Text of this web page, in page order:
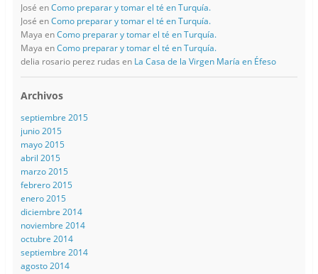
José enComo preparar y tomar el té en Turquía.
José enComo preparar y tomar el té en Turquía.
Maya enComo preparar y tomar el té en Turquía.
Maya enComo preparar y tomar el té en Turquía.
delia rosario perez rudas en La Casa de la Virgen María en Éfeso
Archivos
septiembre 2015
junio 2015
mayo 2015
abril 2015
marzo 2015
febrero 2015
enero 2015
diciembre 2014
noviembre 2014
octubre 2014
septiembre 2014
agosto 2014